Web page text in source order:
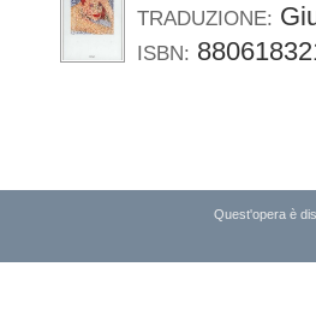
TRADUZIONE:
ISBN:
Quest'opera è